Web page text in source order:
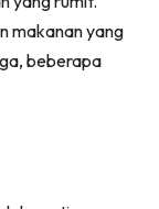
makanan yang
beberapa